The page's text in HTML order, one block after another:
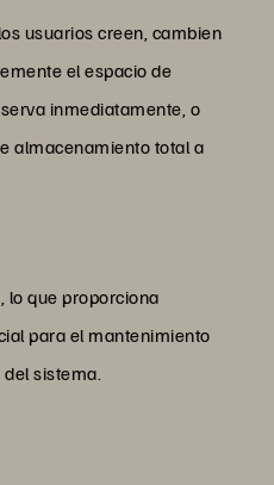
usuarios creen, cambien
el espacio de
inmediatamente, o
almacenamiento total a
lo que proporciona
para el mantenimiento
sistema.